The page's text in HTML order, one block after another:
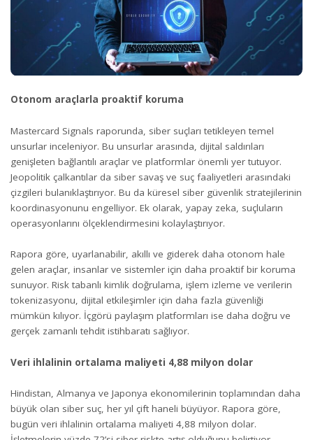
Otonom araçlarla proaktif koruma
Mastercard Signals raporunda, siber suçları tetikleyen temel
unsurlar inceleniyor. Bu unsurlar arasında, dijital saldırıları
genişleten bağlantılı araçlar ve platformlar önemli yer tutuyor.
Jeopolitik çalkantılar da siber savaş ve suç faaliyetleri arasındaki
çizgileri bulanıklaştırıyor. Bu da küresel siber güvenlik stratejilerinin
koordinasyonunu engelliyor. Ek olarak, yapay zeka, suçluların
operasyonlarını ölçeklendirmesini kolaylaştırıyor.
Rapora göre, uyarlanabilir, akıllı ve giderek daha otonom hale
gelen araçlar, insanlar ve sistemler için daha proaktif bir koruma
sunuyor. Risk tabanlı kimlik doğrulama, işlem izleme ve verilerin
tokenizasyonu, dijital etkileşimler için daha fazla güvenliği
mümkün kılıyor. İçgörü paylaşım platformları ise daha doğru ve
gerçek zamanlı tehdit istihbaratı sağlıyor.
Veri ihlalinin ortalama maliyeti 4,88 milyon dolar
Hindistan, Almanya ve Japonya ekonomilerinin toplamından daha
büyük olan siber suç, her yıl çift haneli büyüyor. Rapora göre,
bugün veri ihlalinin ortalama maliyeti 4,88 milyon dolar.